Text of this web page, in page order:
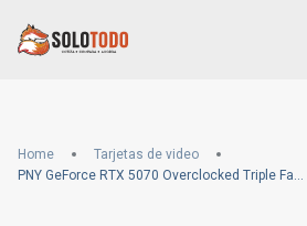
Home
Tarjetas de video
PNY GeForce RTX 5070 Overclocked Triple Fan [VCG507012TFXPB1-O]